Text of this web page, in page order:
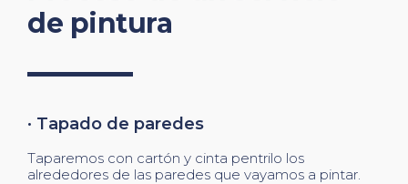
de pintura
· Tapado de paredes
Taparemos con cartón y cinta pentrilo los
alrededores de las paredes que vayamos a pintar.